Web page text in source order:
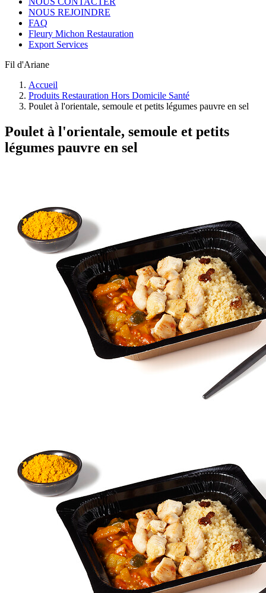
NOUS REJOINDRE
FAQ
Fleury Michon Restauration
Export Services
Fil d'Ariane
Accueil
Produits Restauration Hors Domicile Santé
Poulet à l'orientale, semoule et petits légumes pauvre en sel
Poulet à l'orientale, semoule et petits
légumes pauvre en sel